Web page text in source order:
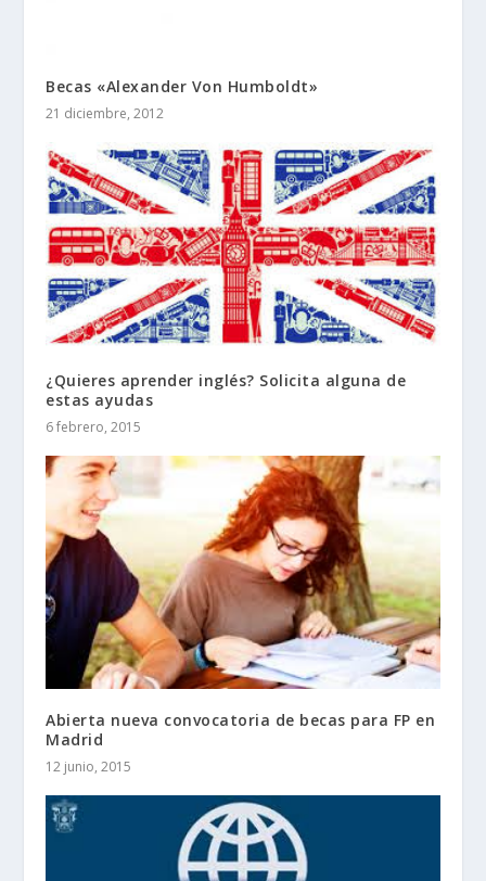
Becas «Alexander Von Humboldt»
21 diciembre, 2012
¿Quieres aprender inglés? Solicita alguna de
estas ayudas
6 febrero, 2015
Abierta nueva convocatoria de becas para FP en
Madrid
12 junio, 2015